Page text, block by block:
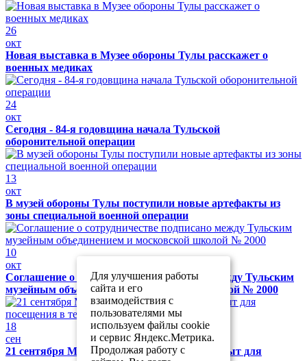
26
окт
Новая выставка в Музее обороны Тулы расскажет о
военных медиках
24
окт
Сегодня - 84-я годовщина начала Тульской
оборонительной операции
13
окт
В музей обороны Тулы поступили новые артефакты из
зоны специальной военной операции
10
окт
Соглашение о сотрудничестве подписано между Тульским
музейным объединением и московской школой № 2000
18
сен
21 сентября Музей обороны Тулы будет закрыт для
Для улучшения работы
сайта и его
взаимодействия с
пользователями мы
используем файлы cookie
и сервис Яндекс.Метрика.
Продолжая работу с